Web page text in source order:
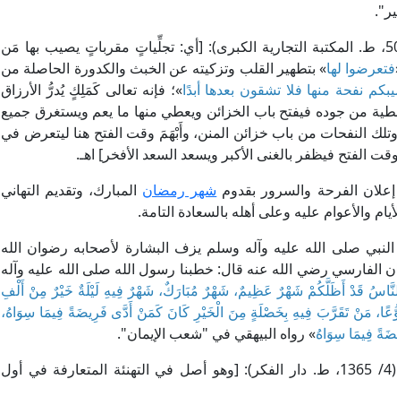
قال الإمام المناوي في "فيض القدير" (2/ 505، ط. المكتبة التجارية الكبرى): [أي: تجلِّياتٍ مقرباتٍ يصيب بها مَن
فتعرضوا لها» بتطهير القلب وتزكيته عن الخبث والكدورة الحاصلة من
نفحة منها فلا تشقون بعدها أبدًا»؛ فإنه تعالى كَمَلِكٍ يُدرُّ الأرزاق
من جوده فيفتح باب الخزائن ويعطي منها ما يعم ويستغرق جميع
وتلك النفحات من باب خزائن المنن، وأَبْهَمَ وقت الفتح هنا ليتعرض في
فيظفر بالغنى الأكبر ويسعد السعد الأفخر] اهـ.
الفرحة والسرور بقدوم شهر رمضان المبارك، وتقديم التهاني
والأعوام عليه وعلى أهله بالسعادة التامة.
صلى الله عليه وآله وسلم يزف البشارة لأصحابه رضوان الله
الفارسي رضي الله عنه قال: خطبنا رسول الله صلى الله عليه وآله
النَّاسُ قَدْ أَظَلَّكُمْ شَهْرٌ عَظِيمٌ، شَهْرٌ مُبَارَكٌ، شَهْرٌ فِيهِ لَيْلَةٌ خَيْرٌ مِنْ أَلْفِ
مَنْ تَقَرَّبَ فِيهِ بِخَصْلَةٍ مِنَ الْخَيْرِ كَانَ كَمَنْ أَدَّى فَرِيضَةً فِيمَا سِوَاهُ،
فِيمَا سِوَاهُ» رواه البيهقي في "شعب الإيمان".
قال الملا علي القاري في "مرقاة المفاتيح" (4/ 1365، ط. دار الفكر): [وهو أصل في التهنئة المتعارفة في أول